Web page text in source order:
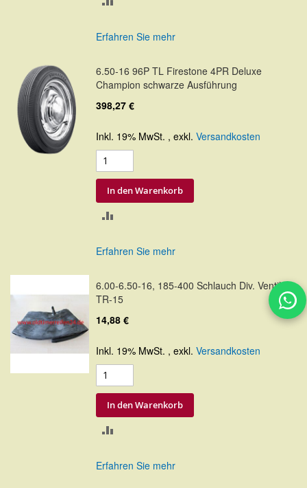
Erfahren Sie mehr
6.50-16 96P TL Firestone 4PR Deluxe
Champion schwarze Ausführung
398,27 €
Inkl. 19% MwSt. , exkl. Versandkosten
In den Warenkorb
Erfahren Sie mehr
6.00-6.50-16, 185-400 Schlauch Div. Ventil
TR-15
14,88 €
Inkl. 19% MwSt. , exkl. Versandkosten
In den Warenkorb
Erfahren Sie mehr